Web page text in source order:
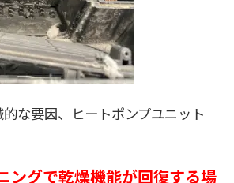
な要因、ヒートポンプユニット
ングで乾燥機能が回復する場